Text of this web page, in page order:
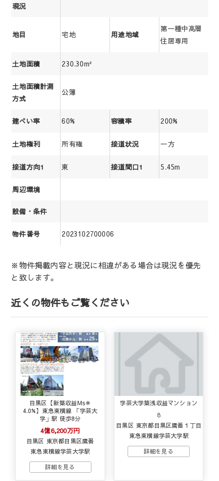
現況
地目 宅地 用途地域
第一種中高層
住居専用
土地面積 230.30m²
土地面積計測
方式
公簿
建ぺい率 60% 容積率 200%
土地権利 所有権 接道状況 一方
接道方向1 東 接道間口1 5.45m
周辺環境
設備・条件
物件番号 2023102700006
※物件掲載内容と現況に相違がある場合は現況を優先
と致します。
近くの物件もご覧ください
目黒区【新築収益Ms＊
4.0%】東急東横線 「学芸大
学」駅 徒歩8分
4億6,200万円
目黒区 東京都目黒区鷹番
東急東横線学芸大学駅
学芸大学築浅収益マンション
8
目黒区 東京都目黒区鷹番１丁目
東急東横線学芸大学駅